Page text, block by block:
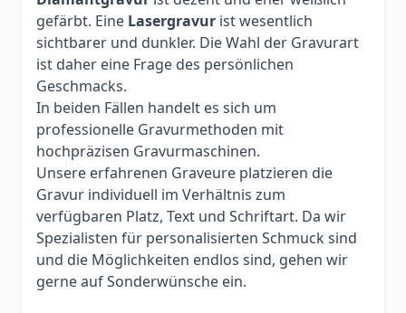
gefärbt. Eine Lasergravur ist wesentlich
sichtbarer und dunkler. Die Wahl der Gravurart
ist daher eine Frage des persönlichen
Geschmacks.
In beiden Fällen handelt es sich um
professionelle Gravurmethoden mit
hochpräzisen Gravurmaschinen.
Unsere erfahrenen Graveure platzieren die
Gravur individuell im Verhältnis zum
verfügbaren Platz, Text und Schriftart. Da wir
Spezialisten für personalisierten Schmuck sind
und die Möglichkeiten endlos sind, gehen wir
gerne auf Sonderwünsche ein.